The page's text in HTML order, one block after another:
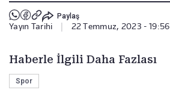
Paylaş
Yayın Tarihi 22 Temmuz, 2023 - 19:56
Haberle İlgili Daha Fazlası
Spor